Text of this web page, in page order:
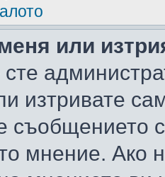
или
изтривате
съобщението
мнение. Ако